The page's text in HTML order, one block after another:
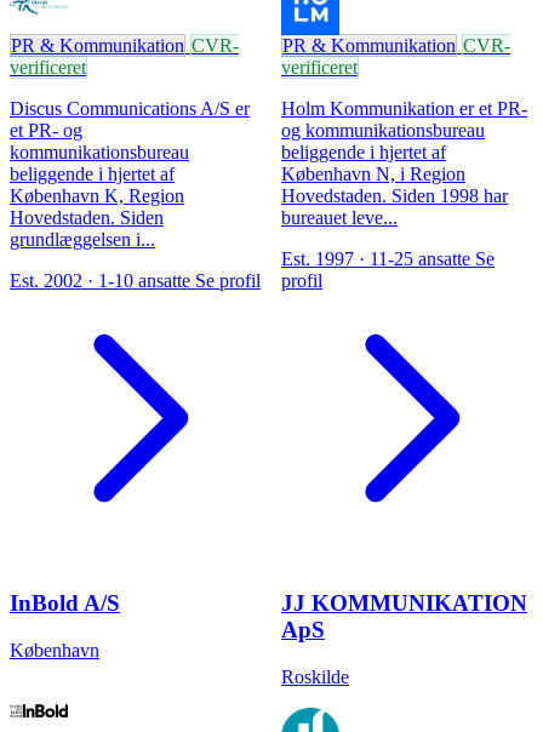
PR & Kommunikation CVR-
verificeret
Discus Communications A/S er
et PR- og
kommunikationsbureau
beliggende i hjertet af
København K, Region
Hovedstaden. Siden
grundlæggelsen i...
Est. 2002 · 1-10 ansatte Se profil
PR & Kommunikation CVR-
verificeret
Holm Kommunikation er et PR-
og kommunikationsbureau
beliggende i hjertet af
København N, i Region
Hovedstaden. Siden 1998 har
bureauet leve...
Est. 1997 · 11-25 ansatte Se
profil
InBold A/S
København
JJ KOMMUNIKATION
ApS
Roskilde